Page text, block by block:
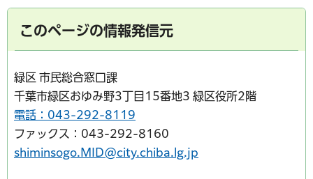
このページの情報発信元
緑区 市民総合窓口課
千葉市緑区おゆみ野3丁目15番地3 緑区役所2階
電話：043-292-8119
ファックス：043-292-8160
shiminsogo.MID@city.chiba.lg.jp